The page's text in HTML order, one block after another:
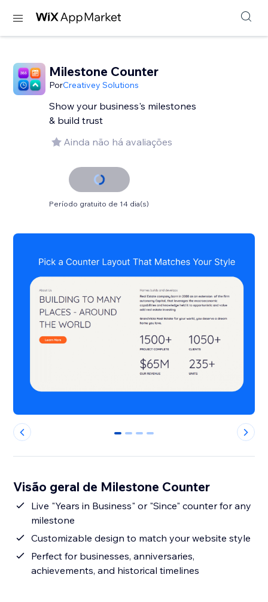
Milestone Counter
PorCreativey Solutions
Show your business's milestones
& build trust
Ainda não há avaliações
Período gratuito de 14 dia(s)
0 1 2 3
Visão geral de Milestone Counter
Live "Years in Business" or "Since" counter for any
milestone
Customizable design to match your website style
Perfect for businesses, anniversaries,
achievements, and historical timelines